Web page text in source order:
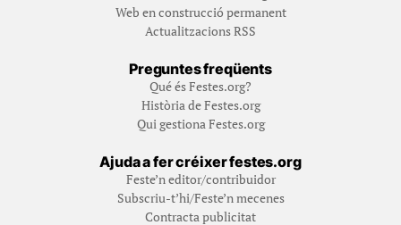
Web en construcció permanent
Actualitzacions RSS
Preguntes freqüents
Qué és Festes.org?
Història de Festes.org
Qui gestiona Festes.org
Ajuda a fer créixer festes.org
Feste’n editor/contribuidor
Subscriu-t’hi/Feste’n mecenes
Contracta publicitat